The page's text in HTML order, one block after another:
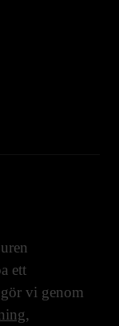
ett
vi genom
,